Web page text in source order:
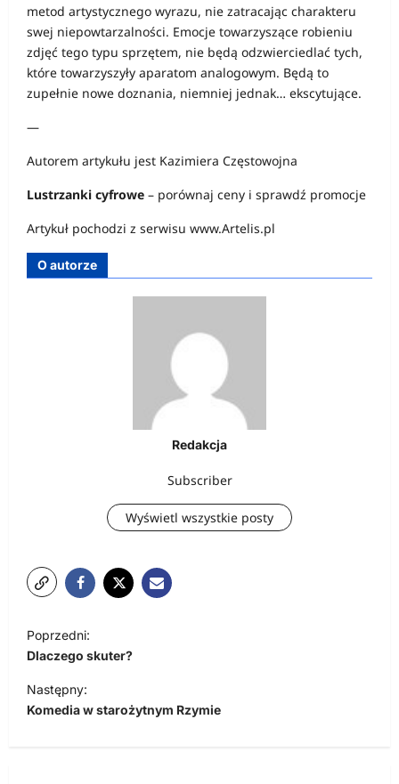
metod artystycznego wyrazu, nie zatracając charakteru
swej niepowtarzalności. Emocje towarzyszące robieniu
zdjęć tego typu sprzętem, nie będą odzwierciedlać tych,
które towarzyszyły aparatom analogowym. Będą to
zupełnie nowe doznania, niemniej jednak… ekscytujące.
—
Autorem artykułu jest Kazimiera Częstowojna
Lustrzanki cyfrowe – porównaj ceny i sprawdź promocje
Artykuł pochodzi z serwisu www.Artelis.pl
O autorze
Redakcja
Subscriber
Wyświetl wszystkie posty
N
a
w
i
Poprzedni:
Dlaczego skuter?
Następny:
Komedia w starożytnym Rzymie